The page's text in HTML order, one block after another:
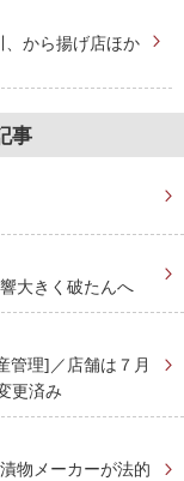
から揚げ店ほか
事
大きく破たんへ
理]／店舗は７月
更済み
物メーカーが法的